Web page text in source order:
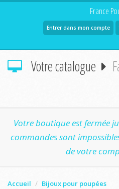
France
Entrer dans mon compte
Votre catalogue
Votre boutique est fermée
commandes sont
de votre
Accueil Bijoux pour poupées